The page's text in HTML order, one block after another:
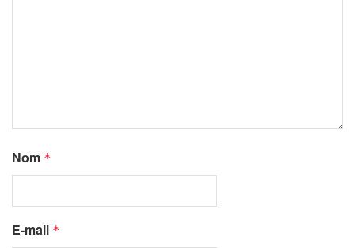
Nom *
E-mail *